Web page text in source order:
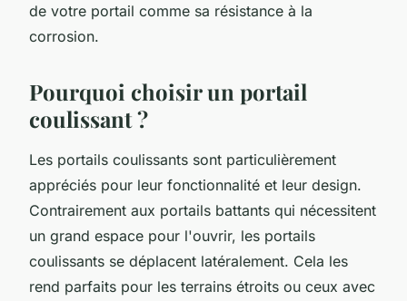
de votre portail comme sa résistance à la
corrosion.
Pourquoi choisir un portail
coulissant ?
Les portails coulissants sont particulièrement
appréciés pour leur fonctionnalité et leur design.
Contrairement aux portails battants qui nécessitent
un grand espace pour l'ouvrir, les portails
coulissants se déplacent latéralement. Cela les
rend parfaits pour les terrains étroits ou ceux avec